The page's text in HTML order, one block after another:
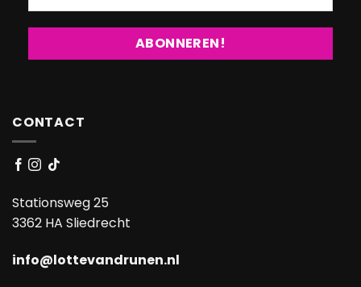
CONTACT
Stationsweg 25
3362 HA Sliedrecht
info@lottevandrunen.nl